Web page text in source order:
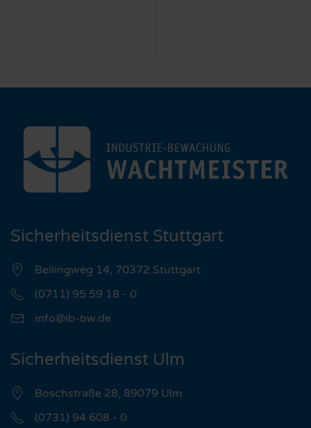
Sicherheitsdienst Stuttgart
Bellingweg 14, 70372 Stuttgart
(0711) 95 59 18 - 0
info@ib-bw.de
Sicherheitsdienst Ulm
Boschstraße 28, 89079 Ulm
(0731) 94 608 - 0